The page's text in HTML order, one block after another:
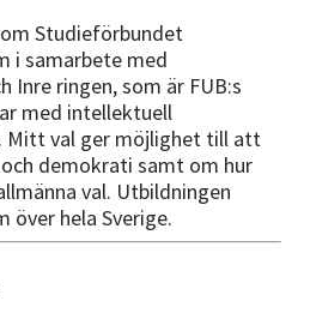
Studieförbundet
i samarbete med
Inre ringen, som är FUB:s
med intellektuell
Mitt val ger möjlighet till att
demokrati samt om hur
val. Utbildningen
hela Sverige.